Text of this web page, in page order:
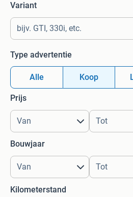
Variant
Type advertentie
Alle Koop
Prijs
Bouwjaar
Kilometerstand